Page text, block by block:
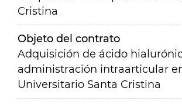
Cristina
Objeto del contrato
Adquisición de ácido
administración intraarticular
Universitario Santa Cristina